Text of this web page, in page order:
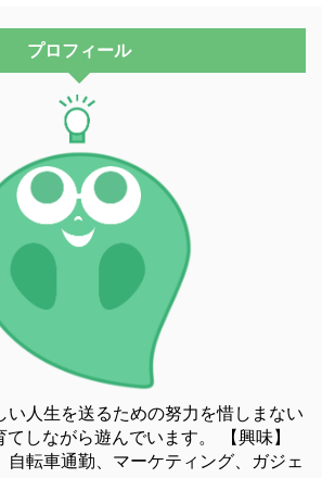
プロフィール
い人生を送るための努力を惜しまない
しながら遊んでいます。 【興味】
自転車通勤、マーケティング、ガジェ